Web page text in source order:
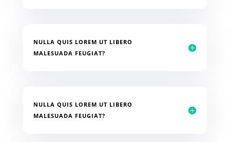
NULLA QUIS LOREM UT LIBERO
MALESUADA FEUGIAT?
NULLA QUIS LOREM UT LIBERO
MALESUADA FEUGIAT?